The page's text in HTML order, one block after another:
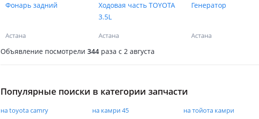
Фонарь задний
Астана
Ходовая часть TOYOTA
3.5L
Астана
Генератор
Астана
Объявление посмотрели 344 раза c 2 августа
Популярные поиски в категории запчасти
на toyota camry на камри 45 на тойота камри